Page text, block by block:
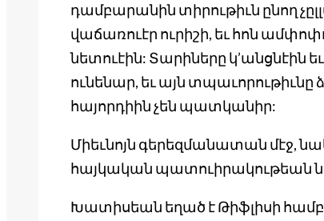
դամբարանին տիրութիւն ընող
վաճառուէր ուրիշի, եւ հոն
նետուէին: Տարիները կ’անցնէին
ունենար, եւ այն տպաւորութիւնը
հայորդիին չեն պատկանիր:
Միեւնոյն գերեզմանատան մէջ,
հայկական պատուիրակութեան
Խատիսեան եղած է Թիֆլիսի